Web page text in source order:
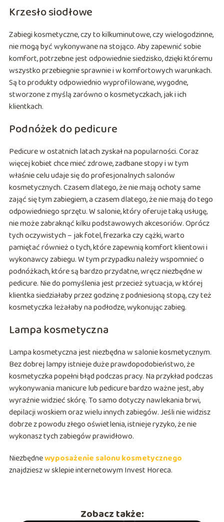
Krzesło siodłowe
Zabiegi kosmetyczne, czy to kilkuminutowe, czy wielogodzinne,
nie mogą być wykonywane na stojąco. Aby zapewnić sobie
komfort, potrzebne jest odpowiednie siedzisko, dzięki któremu
wszystko przebiegnie sprawnie i w komfortowych warunkach.
Są to produkty odpowiednio wyprofilowane, wygodne,
stworzone z myślą zarówno o kosmetyczkach, jak i ich
klientkach.
Podnóżek do pedicure
Pedicure w ostatnich latach zyskał na popularności. Coraz
więcej kobiet chce mieć zdrowe, zadbane stopy i w tym
właśnie celu udaje się do profesjonalnych salonów
kosmetycznych. Czasem dlatego, że nie mają ochoty same
zająć się tym zabiegiem, a czasem dlatego, że nie mają do tego
odpowiedniego sprzętu. W salonie, który oferuje taką usługę,
nie może zabraknąć kilku podstawowych akcesoriów. Oprócz
tych oczywistych – jak fotel, frezarka czy cążki, warto
pamiętać również o tych, które zapewnią komfort klientowi i
wykonawcy zabiegu. W tym przypadku należy wspomnieć o
podnóżkach, które są bardzo przydatne, wręcz niezbędne w
pedicure. Nie do pomyślenia jest przecież sytuacja, w której
klientka siedziałaby przez godzinę z podniesioną stopą, czy też
kosmetyczka leżałaby na podłodze, wykonując zabieg.
Lampa kosmetyczna
Lampa kosmetyczna jest niezbędna w salonie kosmetycznym.
Bez dobrej lampy istnieje duże prawdopodobieństwo, że
kosmetyczka popełni błąd podczas pracy. Na przykład podczas
wykonywania manicure lub pedicure bardzo ważne jest, aby
wyraźnie widzieć skórę. To samo dotyczy nawlekania brwi,
depilacji woskiem oraz wielu innych zabiegów. Jeśli nie widzisz
dobrze z powodu złego oświetlenia, istnieje ryzyko, że nie
wykonasz tych zabiegów prawidłowo.
Niezbędnewyposażenie salonu kosmetycznego
znajdziesz w sklepie internetowym Invest Horeca.
Zobacz także: